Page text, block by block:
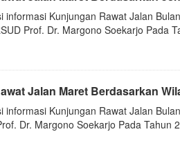
informasi Kunjungan Rawat Jalan
Prof. Dr. Margono Soekarjo Pada
Jalan Maret Berdasarkan
informasi Kunjungan Rawat Jalan
Dr. Margono Soekarjo Pada Tahun